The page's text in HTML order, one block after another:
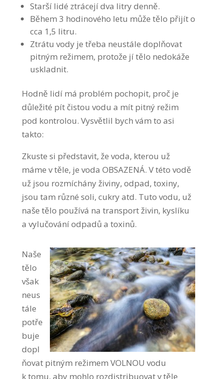
Starší lidé ztrácejí dva litry denně.
Během 3 hodinového letu může tělo přijít o
cca 1,5 litru.
Ztrátu vody je třeba neustále doplňovat
pitným režimem, protože jí tělo nedokáže
uskladnit.
Hodně lidí má problém pochopit, proč je
důležité pít čistou vodu a mít pitný režim
pod kontrolou. Vysvětlil bych vám to asi
takto:
Zkuste si představit, že voda, kterou už
máme v těle, je voda OBSAZENÁ. V této vodě
už jsou rozmíchány živiny, odpad, toxiny,
jsou tam různé soli, cukry atd. Tuto vodu, už
naše tělo používá na transport živin, kyslíku
a vylučování odpadů a toxinů.
Naše
tělo
však
neus
tále
potře
buje
dopl
ňovat pitným režimem VOLNOU vodu
k tomu, aby mohlo rozdistribuovat v těle